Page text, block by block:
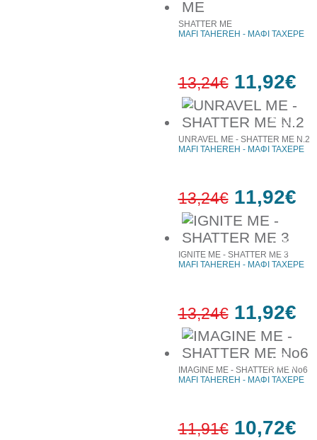
10%
έκπτωση
SHATTER ME
MAFI TAHEREH - ΜΑΦΙ ΤΑΧΕΡΕ
13,24€ 11,92€
10%
έκπτωση
UNRAVEL ME - SHATTER ME N.2
MAFI TAHEREH - ΜΑΦΙ ΤΑΧΕΡΕ
13,24€ 11,92€
10%
έκπτωση
IGNITE ME - SHATTER ME 3
MAFI TAHEREH - ΜΑΦΙ ΤΑΧΕΡΕ
13,24€ 11,92€
IMAGINE ME - SHATTER ME No6
MAFI TAHEREH - ΜΑΦΙ ΤΑΧΕΡΕ
11,91€ 10,72€